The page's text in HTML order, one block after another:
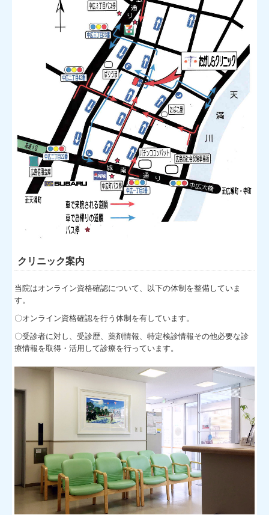
クリニック案内
当院はオンライン資格確認について、以下の体制を整備していま
す。
〇オンライン資格確認を行う体制を有しています。
〇受診者に対し、受診歴、薬剤情報、特定検診情報その他必要な診
療情報を取得・活用して診療を行っています。